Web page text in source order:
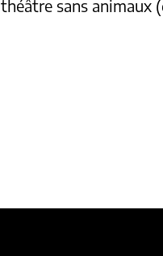
théâtre sans animaux